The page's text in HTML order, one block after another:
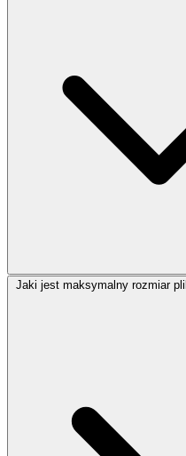
Jaki jest maksymalny rozmiar